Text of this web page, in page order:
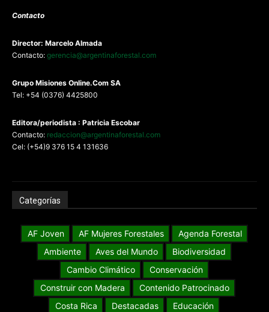
Contacto
Director: Marcelo Almada
Contacto: gerencia@argentinaforestal.com
Grupo Misiones Online.Com SA
Tel: +54 (0376) 4425800
Editora/periodista : Patricia Escobar
Contacto: redaccion@argentinaforestal.com
Cel: (+54)9 376 15 4 131636
Categorías
AF Joven AF Mujeres Forestales
Agenda Forestal
Ambiente
Aves del Mundo
Biodiversidad
Cambio Climático
Conservación
Construir con Madera
Contenido Patrocinado
Costa Rica
Destacadas
Educación